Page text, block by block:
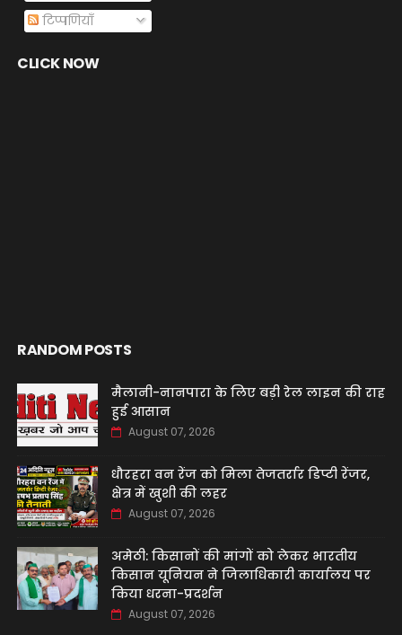
टिप्पणियाँ
CLICK NOW
RANDOM POSTS
मैलानी-नानपारा के लिए बड़ी रेल लाइन की राह
हुई आसान
August 07, 2026
धौरहरा वन रेंज को मिला तेजतर्रार डिप्टी रेंजर,
क्षेत्र में खुशी की लहर
August 07, 2026
अमेठी: किसानों की मांगों को लेकर भारतीय
किसान यूनियन ने जिलाधिकारी कार्यालय पर
किया धरना-प्रदर्शन
August 07, 2026